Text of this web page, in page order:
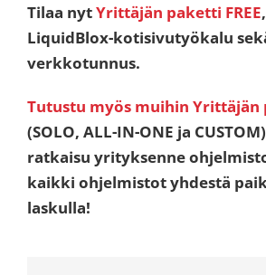
Tilaa nytYrittäjän paketti FREE
LiquidBlox-kotisivutyökalu
verkkotunnus.
Tutustu myös muihin Yrittäjän
(SOLO, ALL-IN-ONE ja
ratkaisu yrityksenne
kaikki ohjelmistot yhdestä
laskulla!